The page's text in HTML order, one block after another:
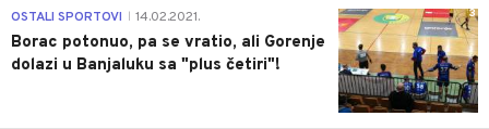
3
OSTALI SPORTOVI 14.02.2021.
Borac potonuo, pa se vratio, ali Gorenje
dolazi u Banjaluku sa "plus četiri"!